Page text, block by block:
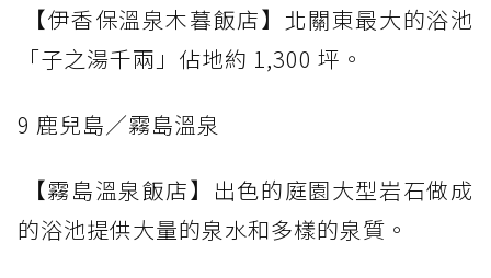
【伊香保溫泉木暮飯店】北關東最大的浴池
「子之湯千兩」佔地約 1,300 坪。
9 鹿兒島／霧島溫泉
【霧島溫泉飯店】出色的庭園大型岩石做成
的浴池提供大量的泉水和多樣的泉質。